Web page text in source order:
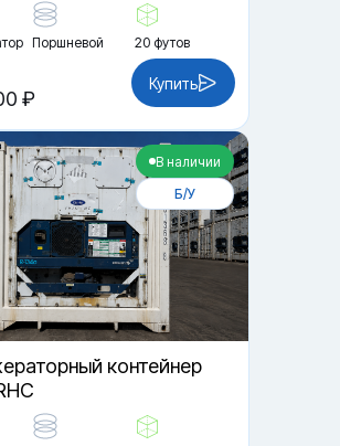
Поршневой 20 футов
₽
Купить
В наличии
Б/У
контейнер